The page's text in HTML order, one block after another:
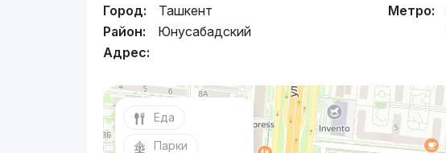
Город:
Ташкент
Район:
Юнусабадский
Адрес:
Метро:
Еда
Парки